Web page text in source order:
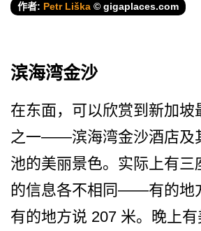
作者: Petr Liška © gigaplaces.com
滨海湾金沙
在东面，可以欣赏到新加坡
之一——滨海湾金沙酒店及
池的美丽景色。实际上有三
的信息­各不相同——有的地
有的地方说 207 米。晚上